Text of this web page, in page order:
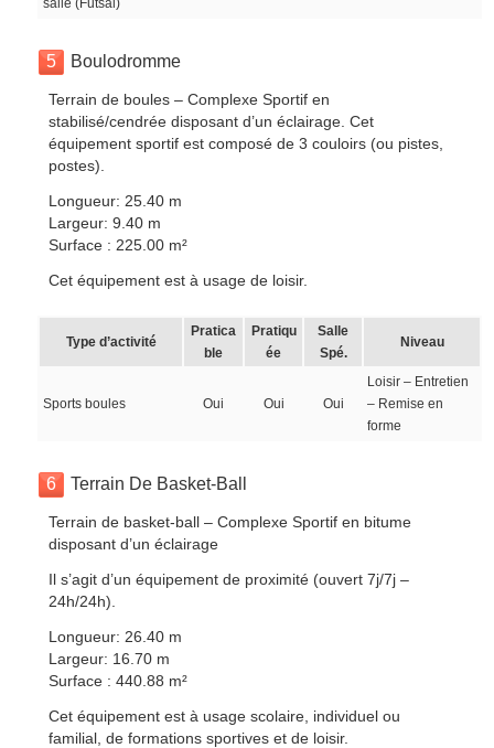
salle (Futsal)
5 Boulodromme
Terrain de boules – Complexe Sportif en
stabilisé/cendrée disposant d’un éclairage. Cet
équipement sportif est composé de 3 couloirs (ou pistes,
postes).
Longueur: 25.40 m
Largeur: 9.40 m
Surface : 225.00 m²
Cet équipement est à usage de loisir.
Type d’activité
Pratica
ble
Pratiqu
ée
Salle
Spé.
Niveau
Sports boules Oui Oui Oui
Loisir – Entretien
– Remise en
forme
6 Terrain De Basket-Ball
Terrain de basket-ball – Complexe Sportif en bitume
disposant d’un éclairage
Il s’agit d’un équipement de proximité (ouvert 7j/7j –
24h/24h).
Longueur: 26.40 m
Largeur: 16.70 m
Surface : 440.88 m²
Cet équipement est à usage scolaire, individuel ou
familial, de formations sportives et de loisir.